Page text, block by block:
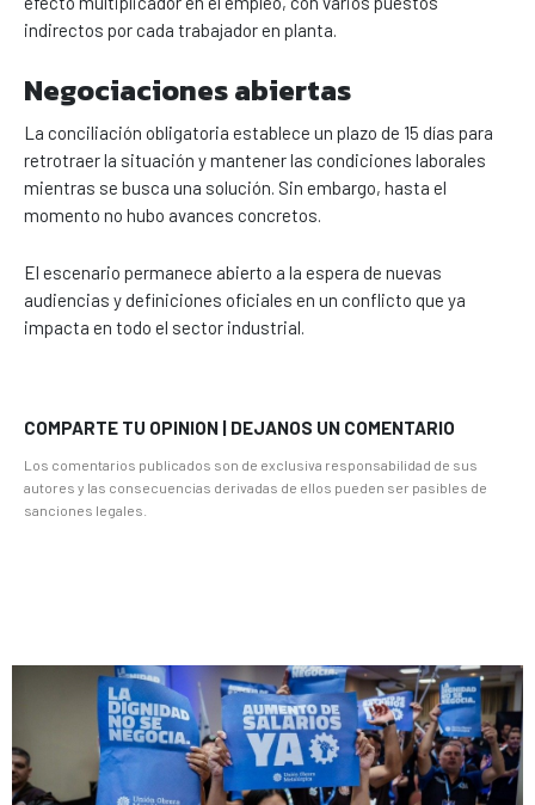
indirectos por cada trabajador en planta.
Negociaciones abiertas
La conciliación obligatoria establece un plazo de 15 días para
retrotraer la situación y mantener las condiciones laborales
mientras se busca una solución. Sin embargo, hasta el
momento no hubo avances concretos.
El escenario permanece abierto a la espera de nuevas
audiencias y definiciones oficiales en un conflicto que ya
impacta en todo el sector industrial.
COMPARTE TU OPINION | DEJANOS UN COMENTARIO
Los comentarios publicados son de exclusiva responsabilidad de sus
autores y las consecuencias derivadas de ellos pueden ser pasibles de
sanciones legales.